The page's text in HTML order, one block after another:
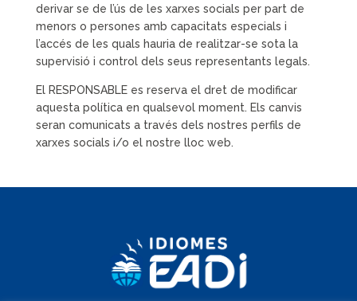
derivar se de l’ús de les xarxes socials per part de
menors o persones amb capacitats especials i
l’accés de les quals hauria de realitzar-se sota la
supervisió i control dels seus representants legals.
El RESPONSABLE es reserva el dret de modificar
aquesta política en qualsevol moment. Els canvis
seran comunicats a través dels nostres perfils de
xarxes socials i/o el nostre lloc web.